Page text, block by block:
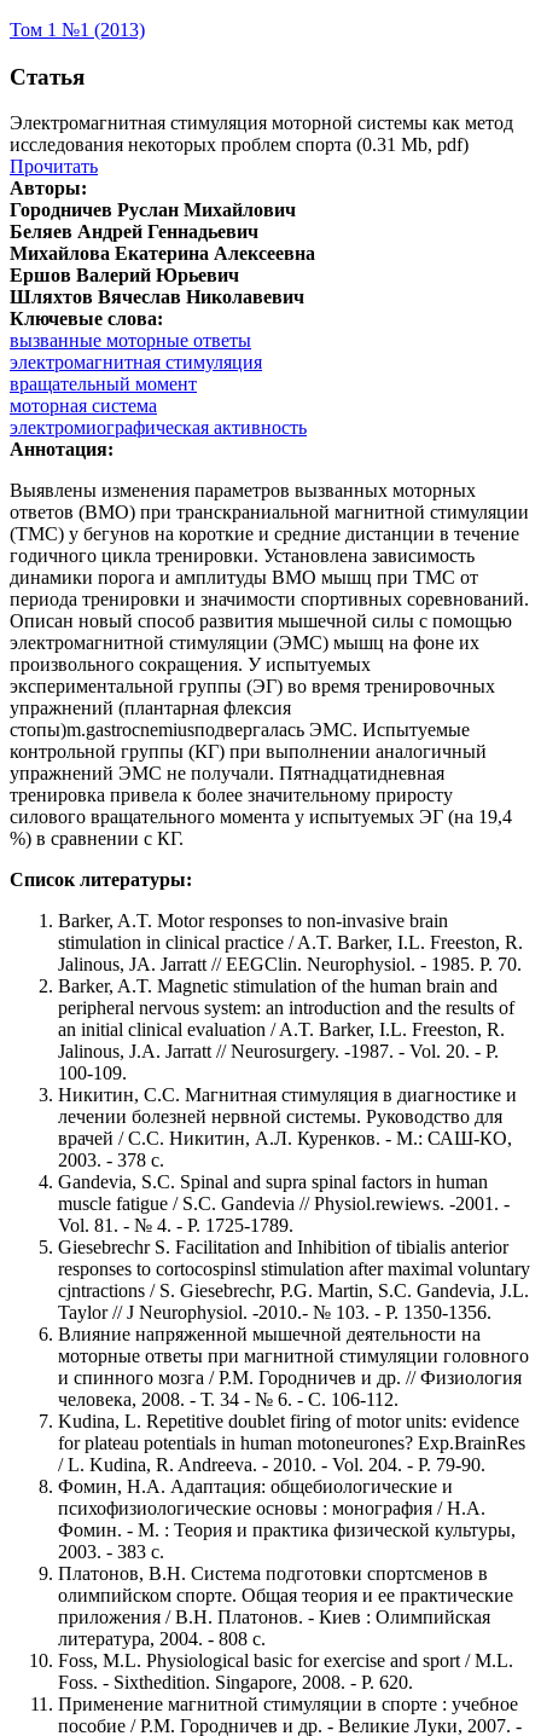
Том 1 №1 (2013)
Статья
Электромагнитная стимуляция моторной системы как метод
исследования некоторых проблем спорта (0.31 Mb, pdf)
Прочитать
Авторы:
Городничев Руслан Михайлович
Беляев Андрей Геннадьевич
Михайлова Екатерина Алексеевна
Ершов Валерий Юрьевич
Шляхтов Вячеслав Николавевич
Ключевые слова:
вызванные моторные ответы
электромагнитная стимуляция
вращательный момент
моторная система
электромиографическая активность
Аннотация:
Выявлены изменения параметров вызванных моторных
ответов (ВМО) при транскраниальной магнитной стимуляции
(ТМС) у бегунов на короткие и средние дистанции в течение
годичного цикла тренировки. Установлена зависимость
динамики порога и амплитуды ВМО мышц при ТМС от
периода тренировки и значимости спортивных соревнований.
Описан новый способ развития мышечной силы с помощью
электромагнитной стимуляции (ЭМС) мышц на фоне их
произвольного сокращения. У испытуемых
экспериментальной группы (ЭГ) во время тренировочных
упражнений (плантарная флексия
стопы)m.gastrocnemiusподвергалась ЭМС. Испытуемые
контрольной группы (КГ) при выполнении аналогичный
упражнений ЭМС не получали. Пятнадцатидневная
тренировка привела к более значительному приросту
силового вращательного момента у испытуемых ЭГ (на 19,4
%) в сравнении с КГ.
Список литературы:
Barker, A.T. Motor responses to non-invasive brain
stimulation in clinical practice / A.T. Barker, I.L. Freeston, R.
Jalinous, JA. Jarratt // EEGClin. Neurophysiol. - 1985. Р. 70.
Barker, A.T. Magnetic stimulation of the human brain and
peripheral nervous system: an introduction and the results of
an initial clinical evaluation / A.T. Barker, I.L. Freeston, R.
Jalinous, J.A. Jarratt // Neurosurgery. -1987. - Vol. 20. - Р.
100-109.
Никитин, С.С. Магнитная стимуляция в диагностике и
лечении болезней нервной системы. Руководство для
врачей / С.С. Никитин, А.Л. Куренков. - М.: САШ-КО,
2003. - 378 с.
Gandevia, S.C. Spinal and supra spinal factors in human
muscle fatigue / S.C. Gandevia // Physiol.rewiews. -2001. -
Vol. 81. - № 4. - Р. 1725-1789.
Giesebrechr S. Facilitation and Inhibition of tibialis anterior
responses to cortocospinsl stimulation after maximal voluntary
cjntractions / S. Giesebrechr, P.G. Martin, S.C. Gandevia, J.L.
Taylor // J Neurophysiol. -2010.- № 103. - P. 1350-1356.
Влияние напряженной мышечной деятельности на
моторные ответы при магнитной стимуляции головного
и спинного мозга / Р.М. Городничев и др. // Физиология
человека, 2008. - Т. 34 - № 6. - С. 106-112.
Kudina, L. Repetitive doublet firing of motor units: evidence
for plateau potentials in human motoneurones? Exp.BrainRes
/ L. Kudina, R. Andreeva. - 2010. - Vol. 204. - Р. 79-90.
Фомин, Н.А. Адаптация: общебиологические и
психофизиологические основы : монография / Н.А.
Фомин. - М. : Теория и практика физической культуры,
2003. - 383 с.
Платонов, В.Н. Система подготовки спортсменов в
олимпийском спорте. Общая теория и ее практические
приложения / В.Н. Платонов. - Киев : Олимпийская
литература, 2004. - 808 с.
Foss, M.L. Physiological basic for exercise and sport / M.L.
Foss. - Sixthedition. Singapore, 2008. - P. 620.
Применение магнитной стимуляции в спорте : учебное
пособие / Р.М. Городничев и др. - Великие Луки, 2007. -